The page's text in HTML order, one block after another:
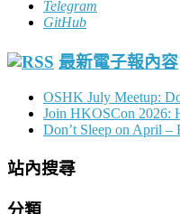
Telegram
GitHub
最新電子報內容
OSHK July Meetup:
Join HKOSCon 2026:
Don’t Sleep on April
站內搜尋
分類